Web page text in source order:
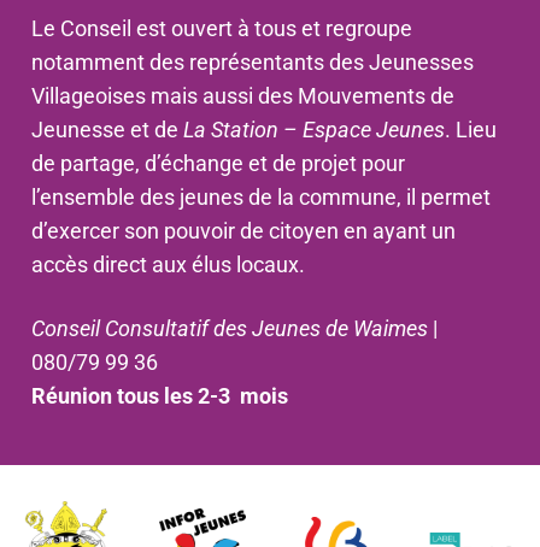
Le Conseil est ouvert à tous et regroupe
notamment des représentants des Jeunesses
Villageoises mais aussi des Mouvements de
Jeunesse et de La Station – Espace Jeunes. Lieu
de partage, d’échange et de projet pour
l’ensemble des jeunes de la commune, il permet
d’exercer son pouvoir de citoyen en ayant un
accès direct aux élus locaux.
Conseil Consultatif des Jeunes de Waimes |
080/79 99 36
Réunion tous les 2-3 mois